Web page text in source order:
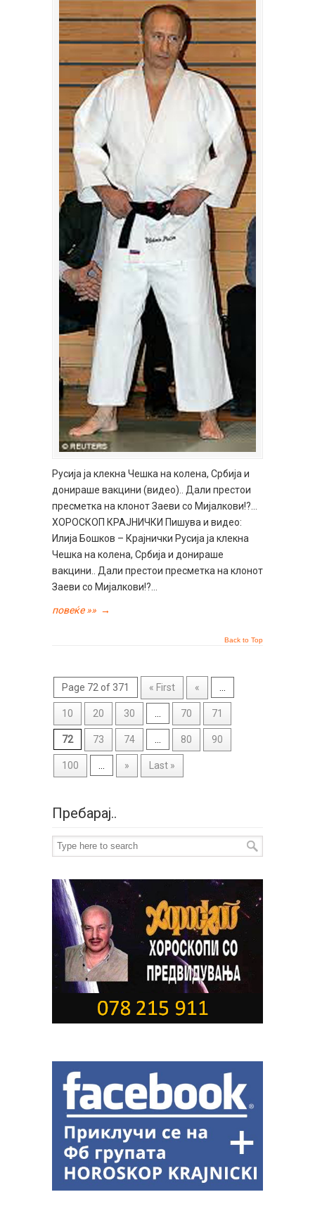
Русија ја клекна Чешка на колена, Србија и
донираше вакцини (видео).. Дали престои
пресметка на клонот Заеви со Мијалкови!?…
ХОРОСКОП КРАЈНИЧКИ Пишува и видео:
Илија Бошков – Крајнички Русија ја клекна
Чешка на колена, Србија и донираше
вакцини.. Дали престои пресметка на клонот
Заеви со Мијалкови!?…
повеќе »» →
Back to Top
Page 72 of 371 « First « ...
10 20 30 ... 70 71
72 73 74 ... 80 90
100 ... » Last »
Пребарај..